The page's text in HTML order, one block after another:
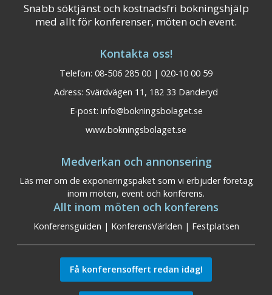
Snabb söktjänst och kostnadsfri bokningshjälp
med allt för konferenser, möten och event.
Kontakta oss!
Telefon: 08-506 285 00 | 020-10 00 59
Adress: Svärdvägen 11, 182 33 Danderyd
E-post: info@bokningsbolaget.se
www.bokningsbolaget.se
Medverkan och annonsering
Läs mer om de exponeringspaket som vi erbjuder företag
inom möten, event och konferens.
Allt inom möten och konferens
Konferensguiden | KonferensVärlden | Festplatsen
Få konferensoffert redan idag!